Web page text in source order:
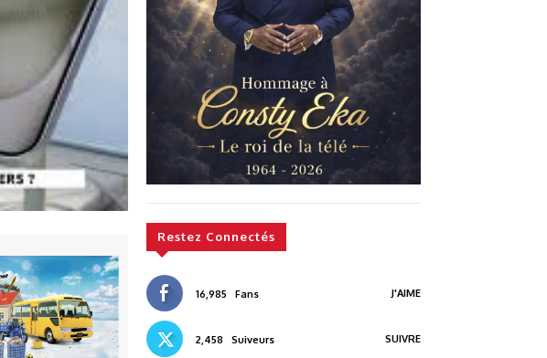
Restez Connectés
16,985 Fans J'AIME
2,458 Suiveurs SUIVRE